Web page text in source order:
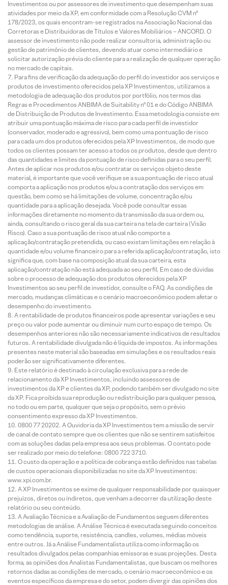
Investimentos ou por assessores de investimento que desempenham suas
atividades por meio da XP, em conformidade com a Resolução CVM nº
178/2023, os quais encontram-se registrados na Associação Nacional das
Corretoras e Distribuidoras de Títulos e Valores Mobiliários – ANCORD. O
assessor de investimento não pode realizar consultoria, administração ou
gestão de patrimônio de clientes, devendo atuar como intermediário e
solicitar autorização prévia do cliente para a realização de qualquer operação
no mercado de capitais.
Para fins de verificação da adequação do perfil do investidor aos serviços e
produtos de investimento oferecidos pela XP Investimentos, utilizamos a
metodologia de adequação dos produtos por portfólio, nos termos das
Regras e Procedimentos ANBIMA de Suitability nº 01 e do Código ANBIMA
de Distribuição de Produtos de Investimento. Essa metodologia consiste em
atribuir uma pontuação máxima de risco para cada perfil de investidor
(conservador, moderado e agressivo), bem como uma pontuação de risco
para cada um dos produtos oferecidos pela XP Investimentos, de modo que
todos os clientes possam ter acesso a todos os produtos, desde que dentro
das quantidades e limites da pontuação de risco definidas para o seu perfil.
Antes de aplicar nos produtos e/ou contratar os serviços objeto deste
material, é importante que você verifique se a sua pontuação de risco atual
comporta a aplicação nos produtos e/ou a contratação dos serviços em
questão, bem como se há limitações de volume, concentração e/ou
quantidade para a aplicação desejada. Você pode consultar essas
informações diretamente no momento da transmissão da sua ordem ou,
ainda, consultando o risco geral da sua carteira na tela de carteira (Visão
Risco). Caso a sua pontuação de risco atual não comporte a
aplicação/contratação pretendida, ou caso existam limitações em relação à
quantidade e/ou volume financeiro para a referida aplicação/contratação, isto
significa que, com base na composição atual da sua carteira, esta
aplicação/contratação não está adequada ao seu perfil. Em caso de dúvidas
sobre o processo de adequação dos produtos oferecidos pela XP
Investimentos ao seu perfil de investidor, consulte o FAQ. As condições de
mercado, mudanças climáticas e o cenário macroeconômico podem afetar o
desempenho do investimento.
A rentabilidade de produtos financeiros pode apresentar variações e seu
preço ou valor pode aumentar ou diminuir num curto espaço de tempo. Os
desempenhos anteriores não são necessariamente indicativos de resultados
futuros. A rentabilidade divulgada não é líquida de impostos. As informações
presentes neste material são baseadas em simulações e os resultados reais
poderão ser significativamente diferentes.
Este relatório é destinado à circulação exclusiva para a rede de
relacionamento da XP Investimentos, incluindo assessores de
investimentos da XP e clientes da XP, podendo também ser divulgado no site
da XP. Fica proibida sua reprodução ou redistribuição para qualquer pessoa,
no todo ou em parte, qualquer que seja o propósito, sem o prévio
consentimento expresso da XP Investimentos.
0800 77 20202. A Ouvidoria da XP Investimentos tem a missão de servir
de canal de contato sempre que os clientes que não se sentirem satisfeitos
com as soluções dadas pela empresa aos seus problemas. O contato pode
ser realizado por meio do telefone: 0800 722 3710.
O custo da operação e a política de cobrança estão definidos nas tabelas
de custos operacionais disponibilizadas no site da XP Investimentos:
www.xpi.com.br.
A XP Investimentos se exime de qualquer responsabilidade por quaisquer
prejuízos, diretos ou indiretos, que venham a decorrer da utilização deste
relatório ou seu conteúdo.
A Avaliação Técnica e a Avaliação de Fundamentos seguem diferentes
metodologias de análise. A Análise Técnica é executada seguindo conceitos
como tendência, suporte, resistência, candles, volumes, médias móveis
entre outros. Já a Análise Fundamentalista utiliza como informação os
resultados divulgados pelas companhias emissoras e suas projeções. Desta
forma, as opiniões dos Analistas Fundamentalistas, que buscam os melhores
retornos dadas as condições de mercado, o cenário macroeconômico e os
eventos específicos da empresa e do setor, podem divergir das opiniões dos